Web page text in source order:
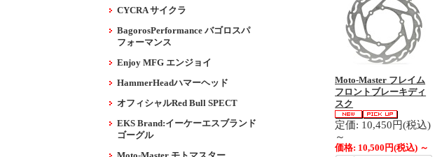
CYCRA サイクラ
BagorosPerformance バゴロスパ
フォーマンス
Enjoy MFG エンジョイ
HammerHeadハマーヘッド
オフィシャルRed Bull SPECT
EKS Brand:イーケーエスブランド
ゴーグル
Moto-Master フレイム
フロントブレーキディ
スク
定価: 10,450円(税込)
～
価格: 10,500円(税込) ～